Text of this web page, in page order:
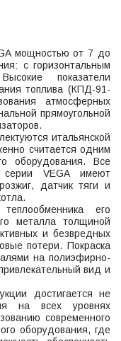
мощностью от 7 до
с горизонтальным
показатели
топлива (КПД-91-
атмосферных
прямоугольной
итальянской
считается одним
оборудования. Все
серии VEGA имеют
датчик тяги и
его
металла толщиной
и безвредных
потери. Покраска
на полиэфирно-
вид и
достигается не
на всех уровнях
современного
оборудования, где